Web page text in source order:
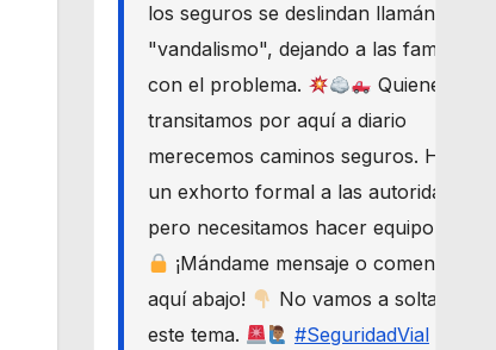
los seguros se deslindan llamándolo
"vandalismo", dejando a las familias
con el problema.
Quienes
transitamos por aquí a diario
merecemos caminos seguros. Haré
un exhorto formal a las autoridades,
pero necesitamos hacer equipo.
¡Mándame mensaje o comenta
aquí abajo!
No vamos a soltar
este tema.
#SeguridadVial